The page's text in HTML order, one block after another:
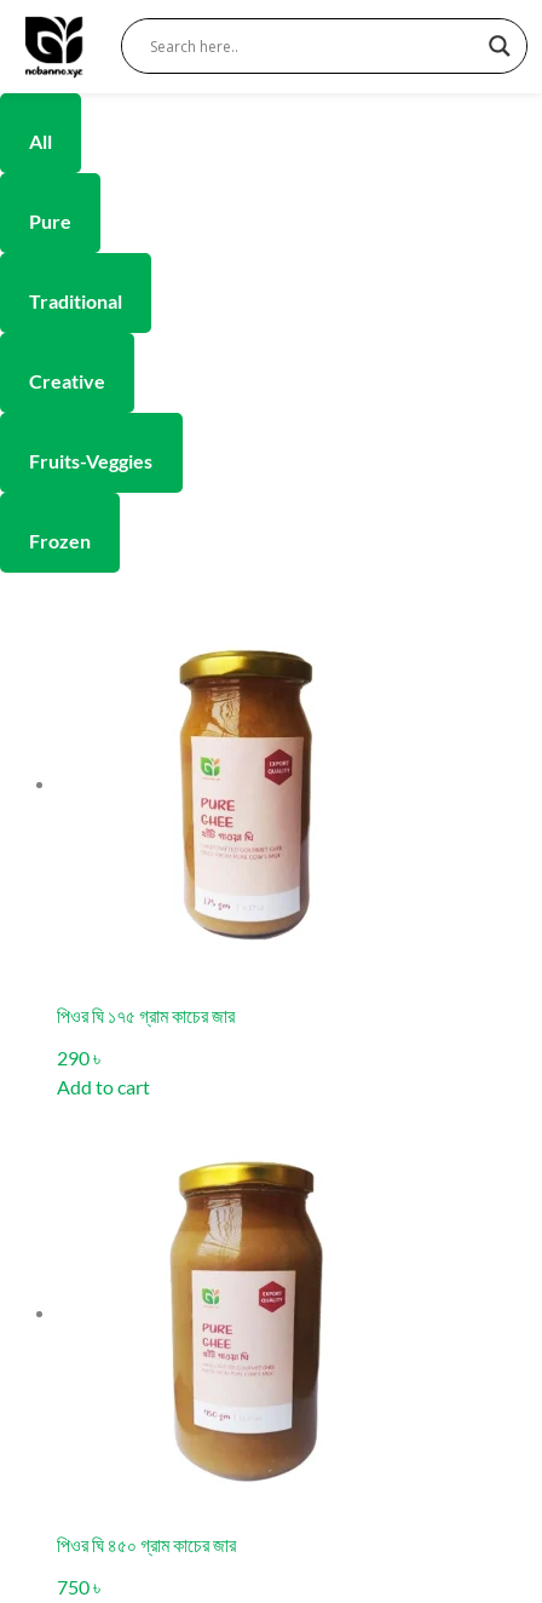
Skip
content
All
Pure
Traditional
Creative
Fruits-Veggies
Frozen
পিওর ঘি ১৭৫ গ্রাম কাচের জার
290 ৳
Add to cart
পিওর ঘি ৪৫০ গ্রাম কাচের জার
750 ৳
by
popularity